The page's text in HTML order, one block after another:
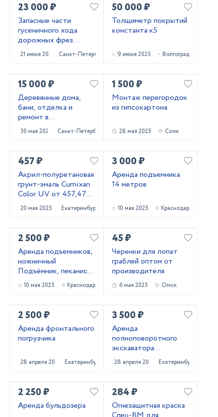
23 000 ₽
Запасные части
гусеничного хода
дорожных фрез
Caterpillar PM620
21 июня 2025 Санкт-Петербург
50 000 ₽
Толщиметр покрытий
константа к5
9 июня 2025 Волгоград
15 000 ₽
Деревянные дома,
бани, отделка и
ремонт в
Приозерском и
Выборгском районах
30 мая 2025 Санкт-Петербург
1 500 ₽
Монтаж перегородок
из гипсокартона
28 мая 2025 Сочи
457 ₽
Акрил-полуретановая
грунт-эмаль Cumixan
Color UV от 457,47
рублей
20 мая 2025 Екатеринбург
3 000 ₽
Аренда подъемника
14 метров
10 мая 2025 Краснодар
2 500 ₽
Аренда подъемников,
ножничный
Подъёмник, пеканиска
в аренду
10 мая 2025 Краснодар
45 ₽
Черенки для лопат
граблей оптом от
производителя
6 мая 2025 Омск
2 500 ₽
Аренда фронтального
погрузчика
28 апреля 2025 Екатеринбург
3 500 ₽
Аренда
полноповоротного
экскаватора
погрузчика
28 апреля 2025 Екатеринбург
2 250 ₽
Аренда бульдозера
284 ₽
Огнезащитная краска